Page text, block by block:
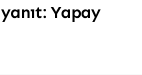
Yapay